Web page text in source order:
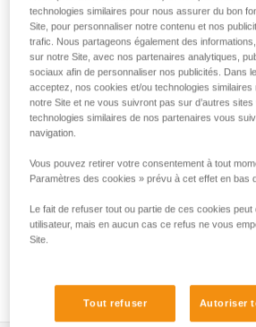
rapides, pour des manipulations
HOW TO Use our solutions
prevention
technologies similaires pour nous assurer du bon
Site, pour personnaliser notre contenu et nos
trafic. Nous partageons également des
sur notre Site, avec nos partenaires analytiques,
sociaux afin de personnaliser nos publicités. Dans
acceptez, nos cookies et/ou technologies
notre Site et ne vous suivront pas sur d’autres
technologies similaires de nos partenaires vous
navigation.
Vous pouvez retirer votre consentement à tout
Paramètres des cookies » prévu à cet effet en bas
Le fait de refuser tout ou partie de ces cookies
utilisateur, mais en aucun cas ce refus ne vous
Site.
Tout refuser Autoriser